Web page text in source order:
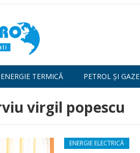
ENERGIE TERMICĂ PETROL ȘI GAZE
virgil popescu
ENERGIE ELECTRICĂ